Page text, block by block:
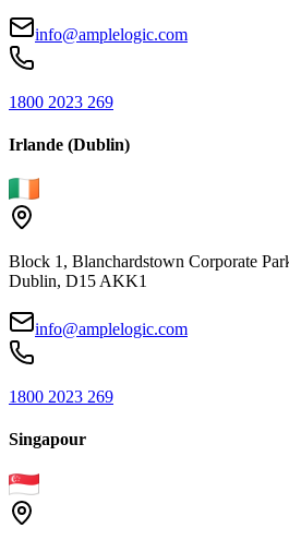
info@amplelogic.com
1800 2023 269
Irlande (Dublin)
Block 1, Blanchardstown Corporate
Dublin, D15 AKK1
info@amplelogic.com
1800 2023 269
Singapour